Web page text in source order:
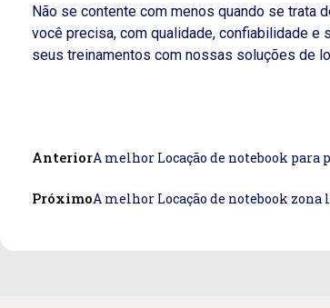
Não se contente com menos quando se trata
você precisa, com qualidade, confiabilidade
seus treinamentos com nossas soluções de
AnteriorA melhor Locação de notebook para
PróximoA melhor Locação de notebook zona